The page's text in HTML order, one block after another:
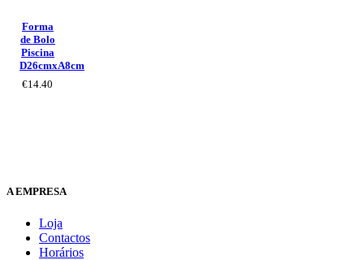
Forma
de Bolo
Piscina
D26cmxA8cm
€14.40
A EMPRESA
Loja
Contactos
Horários